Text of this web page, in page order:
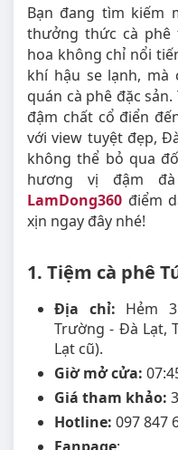
Bạn đang tìm kiếm
thưởng thức cà phê
hoa không chỉ nổi
khí hậu se lạnh,
quán cà phê đặc
đậm chất cổ điển
với view tuyệt đẹp,
không thể bỏ qua
hương vị đậm
LamDong360 điểm
xịn ngay đây nhé!
1. Tiệm cà phê
Địa chỉ: Hẻm
Trường - Đà Lạt,
Lạt cũ).
Giờ mở cửa:
Giá tham khảo:
Hotline: 097 847